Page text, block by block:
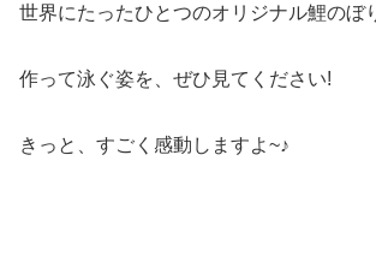
世界にたったひとつのオリジナル鯉のぼ
作って泳ぐ姿を、ぜひ見てください!
きっと、すごく感動しますよ~♪